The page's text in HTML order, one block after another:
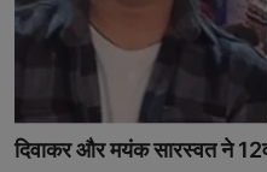
दिवाकर और मयंक सारस्वत ने 12वीं